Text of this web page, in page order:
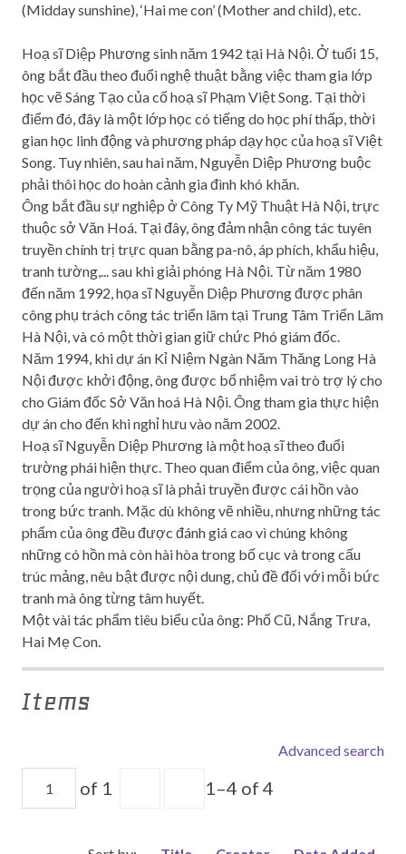
(Midday sunshine), ‘Hai me con’ (Mother and child), etc.
Hoạ sĩ Diệp Phương sinh năm 1942 tại Hà Nội. Ở tuổi 15,
ông bắt đầu theo đuổi nghệ thuật bằng việc tham gia lớp
học vẽ Sáng Tạo của cố hoạ sĩ Phạm Việt Song. Tại thời
điểm đó, đây là một lớp học có tiếng do học phí thấp, thời
gian học linh động và phương pháp dạy học của hoạ sĩ Việt
Song. Tuy nhiên, sau hai năm, Nguyễn Diệp Phương buộc
phải thôi học do hoàn cảnh gia đình khó khăn.
Ông bắt đầu sự nghiệp ở Công Ty Mỹ Thuật Hà Nội, trực
thuộc sở Văn Hoá. Tại đây, ông đảm nhận công tác tuyên
truyền chính trị trực quan bằng pa-nô, áp phích, khẩu hiệu,
tranh tường,... sau khi giải phóng Hà Nội. Từ năm 1980
đến năm 1992, họa sĩ Nguyễn Diệp Phương được phân
công phụ trách công tác triển lãm tại Trung Tâm Triển Lãm
Hà Nội, và có một thời gian giữ chức Phó giám đốc.
Năm 1994, khi dự án Kỉ Niệm Ngàn Năm Thăng Long Hà
Nội được khởi động, ông được bổ nhiệm vai trò trợ lý cho
cho Giám đốc Sở Văn hoá Hà Nội. Ông tham gia thực hiện
dự án cho đến khi nghỉ hưu vào năm 2002.
Hoạ sĩ Nguyễn Diệp Phương là một hoạ sĩ theo đuổi
trường phái hiện thực. Theo quan điểm của ông, việc quan
trọng của người hoạ sĩ là phải truyền được cái hồn vào
trong bức tranh. Mặc dù không vẽ nhiều, nhưng những tác
phẩm của ông đều được đánh giá cao vì chúng không
những có hồn mà còn hài hòa trong bố cục và trong cấu
trúc mảng, nêu bật được nội dung, chủ đề đối với mỗi bức
tranh mà ông từng tâm huyết.
Một vài tác phẩm tiêu biểu của ông: Phố Cũ, Nắng Trưa,
Hai Mẹ Con.
Items
Advanced search
of 1 1–4 of 4